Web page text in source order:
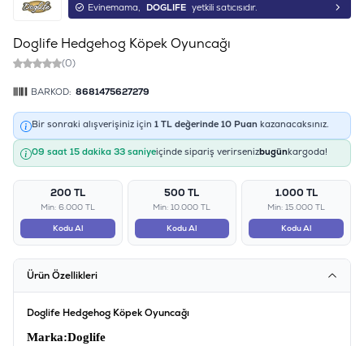
Evinemama, DOGLIFE yetkili satıcısıdır.
Doglife Hedgehog Köpek Oyuncağı
(0)
BARKOD: 8681475627279
Bir sonraki alışverişiniz için 1 TL değerinde 10 Puan kazanacaksınız.
09 saat 15 dakika 33 saniyeiçinde sipariş verirsenizbugünkargoda!
200 TL
Min: 6.000 TL
Kodu Al
500 TL
Min: 10.000 TL
Kodu Al
1.000 TL
Min: 15.000 TL
Kodu Al
Ürün Özellikleri
Doglife Hedgehog Köpek Oyuncağı
Marka:Doglife